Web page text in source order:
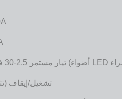
تشغيل/إيقاف